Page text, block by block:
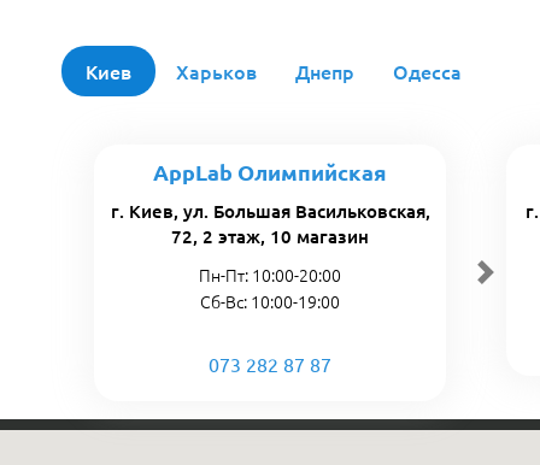
Киев Харьков Днепр Одесса
AppLab Олимпийская
г. Киев, ул. Большая Васильковская,
72, 2 этаж, 10 магазин
Пн-Пт: 10:00-20:00
Сб-Вс: 10:00-19:00
073 282 87 87